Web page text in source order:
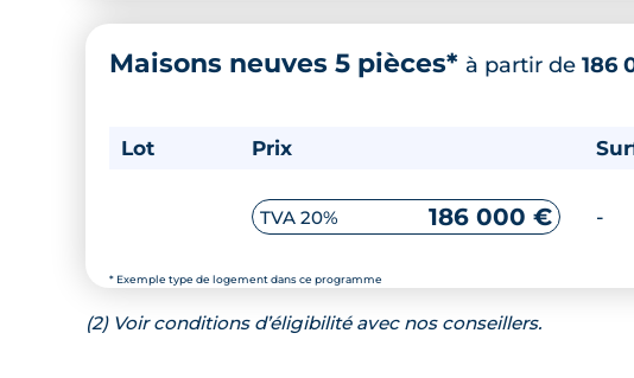
Maisons neuves 5 pièces* à partir de 186
* Exemple type de logement dans ce programme
Lot Prix
TVA 20% 186 000 € -
(2) Voir conditions d’éligibilité avec nos conseillers.